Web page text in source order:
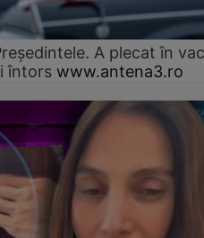
A plecat în
întors www.antena3.ro